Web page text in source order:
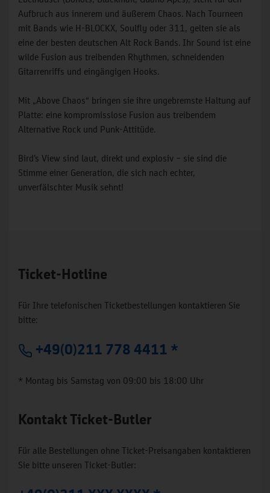
Aufbruch aus innerem und äußerem Chaos. Nach Tourneen
mit Bands wie H-BLOCKX, Soulfly oder 311, gelten sie als
eine der besten deutschen Alt Rock Bands. Ihr Sound ist eine
wilde Fusion aus treibenden Rhythmen, schneidenden
Gitarrenriffs und eingängigen Hooks.
Mit „Above Chaos“ bringen sie ihre ungebremste Haltung auf
Platte: eine kompromisslose Fusion aus treibendem
Alternative Rock und Punk-Attitüde.
Bird’s View sind laut, direkt und explosiv – sie sind die
Stimme einer Generation, die sich nach echter,
unverfälschter Musik sehnt!
Ticket-Hotline
Für Ihre telefonischen Ticketbestellungen kontaktieren Sie
bitte:
+49(0)211 778 4411 *
* Montag bis Samstag von 09:00 bis 18:00 Uhr
Kontakt Ticket-Butler
Für alle Bestellungen ohne Ticket-Preisangaben kontaktieren
Sie bitte unseren Ticket-Butler: